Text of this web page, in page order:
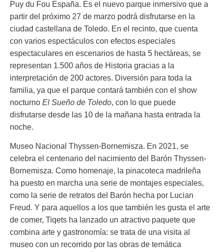
Puy du Fou España. Es el nuevo parque inmersivo que a
partir del próximo 27 de marzo podrá disfrutarse en la
ciudad castellana de Toledo. En el recinto, que cuenta
con varios espectáculos con efectos especiales
espectaculares en escenarios de hasta 5 hectáreas, se
representan 1.500 años de Historia gracias a la
interpretación de 200 actores. Diversión para toda la
familia, ya que el parque contará también con el show
nocturno El Sueño de Toledo, con lo que puede
disfrutarse desde las 10 de la mañana hasta entrada la
noche.
Museo Nacional Thyssen-Bornemisza. En 2021, se
celebra el centenario del nacimiento del Barón Thyssen-
Bornemisza. Como homenaje, la pinacoteca madrileña
ha puesto en marcha una serie de montajes especiales,
como la serie de retratos del Barón hecha por Lucian
Freud. Y para aquellos a los que también les gusta el arte
de comer, Tiqets ha lanzado un atractivo paquete que
combina arte y gastronomía: se trata de una visita al
museo con un recorrido por las obras de temática